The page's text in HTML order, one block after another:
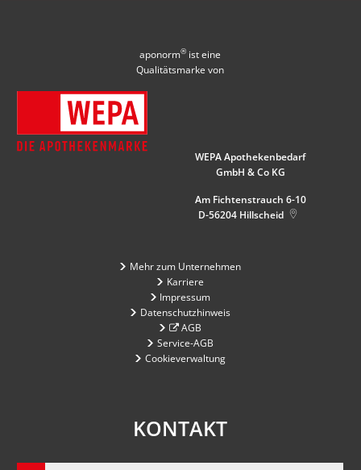
aponorm® ist eine
Qualitätsmarke von
WEPA Apothekenbedarf
GmbH & Co KG
Am Fichtenstrauch 6-10
D-56204 Hillscheid
Mehr zum Unternehmen
Karriere
Impressum
Datenschutzhinweis
AGB
Service-AGB
Cookieverwaltung
KONTAKT